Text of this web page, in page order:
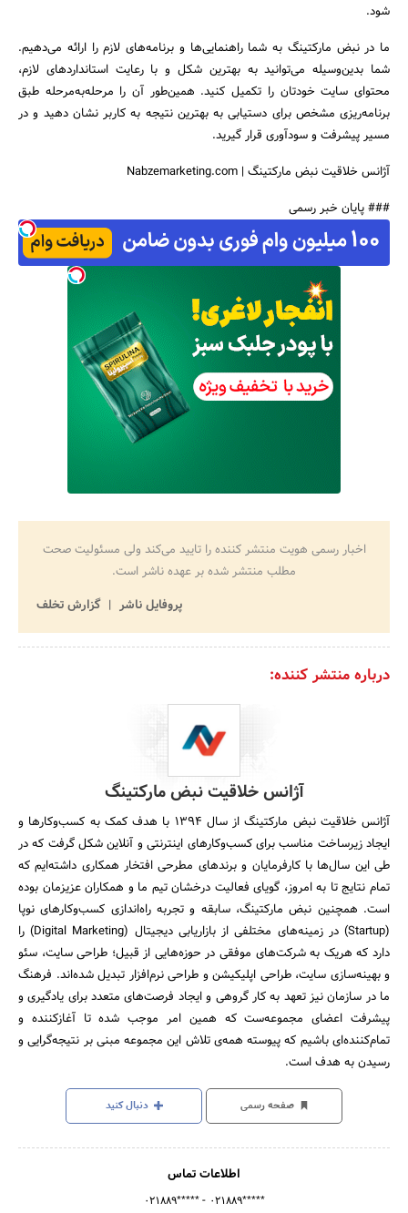
شود.
ما در نبض مارکتینگ به شما راهنمایی‌ها و برنامه‌های لازم را ارائه می‌دهیم.
شما بدین‌وسیله می‌توانید به بهترین شکل و با رعایت استانداردهای لازم،
محتوای سایت خودتان را تکمیل کنید. همین‌طور آن را مرحله‌به‌مرحله طبق
برنامه‌ریزی مشخص برای دستیابی به بهترین نتیجه به کاربر نشان دهید و در
مسیر پیشرفت و سودآوری قرار گیرید.
آژانس خلاقیت نبض مارکتینگ | Nabzemarketing.com
### پایان خبر رسمی
اخبار رسمی هویت منتشر کننده را تایید می‌کند ولی مسئولیت صحت
مطلب منتشر شده بر عهده ناشر است.
پروفایل ناشر
گزارش تخلف
درباره منتشر کننده:
آژانس خلاقیت نبض مارکتینگ
آژانس خلاقیت نبض مارکتینگ از سال ۱۳۹۴ با هدف کمک به کسب‌وکارها و
ایجاد زیرساخت مناسب برای کسب‌وکارهای اینترنتی و آنلاین شکل گرفت که در
طی این سال‌ها با کارفرمایان و برندهای مطرحی افتخار همکاری داشته‌ایم که
تمام نتایج تا به امروز، گویای فعالیت درخشان تیم ما و همکاران عزیزمان بوده
است. همچنین نبض مارکتینگ، سابقه و تجربه راه‌اندازی کسب‌وکارهای نوپا
(Startup) در زمینه‌های مختلفی از بازاریابی دیجیتال (Digital Marketing) را
دارد که هریک به شرکت‌های موفقی در حوزه‌هایی از قبیل؛ طراحی سایت، سئو
و بهینه‌سازی سایت، طراحی اپلیکیشن و طراحی نرم‌افزار تبدیل شده‌اند. فرهنگ
ما در سازمان نیز تعهد به کار گروهی و ایجاد فرصت‌های متعدد برای یادگیری و
پیشرفت اعضای مجموعه‌ست که همین امر موجب شده تا آغازکننده و
تمام‌کننده‌ای باشیم که پیوسته همه‌ی تلاش این مجموعه مبنی بر نتیجه‌گرایی‌ و
رسیدن به هدف‌ است.
صفحه رسمی دنبال کنید
اطلاعات تماس
۰۲۱۸۸۹***** - ۰۲۱۸۸۹*****